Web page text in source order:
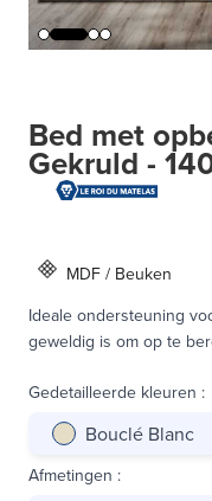
Bed met
Gekruld -
MDF / Beuken
Ideale ondersteuning
geweldig is om op te
Gedetailleerde kleuren :
Bouclé Blanc
Afmetingen :